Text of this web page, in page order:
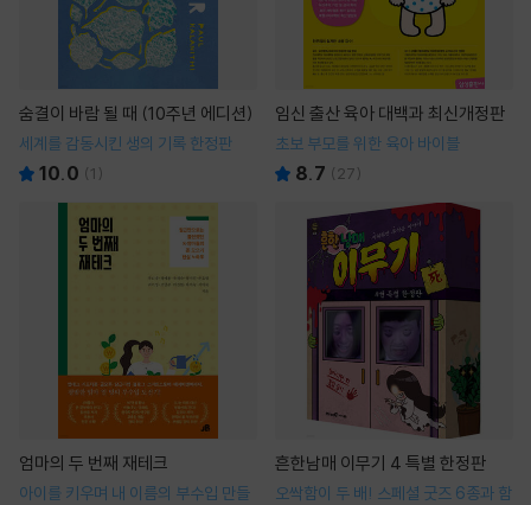
숨결이 바람 될 때 (10주년 에디션)
세계를 감동시킨 생의 기록 한정판
10.0 (1 )
임신 출산 육아 대백과 최신개정판
초보 부모를 위한 육아 바이블
8.7 ( 27)
엄마의 두 번째 재테크
아이를 키우며 내 이름의 부수입 만들
흔한남매 이무기 4 특별 한정판
오싹함이 두 배! 스페셜 굿즈 6종과 함